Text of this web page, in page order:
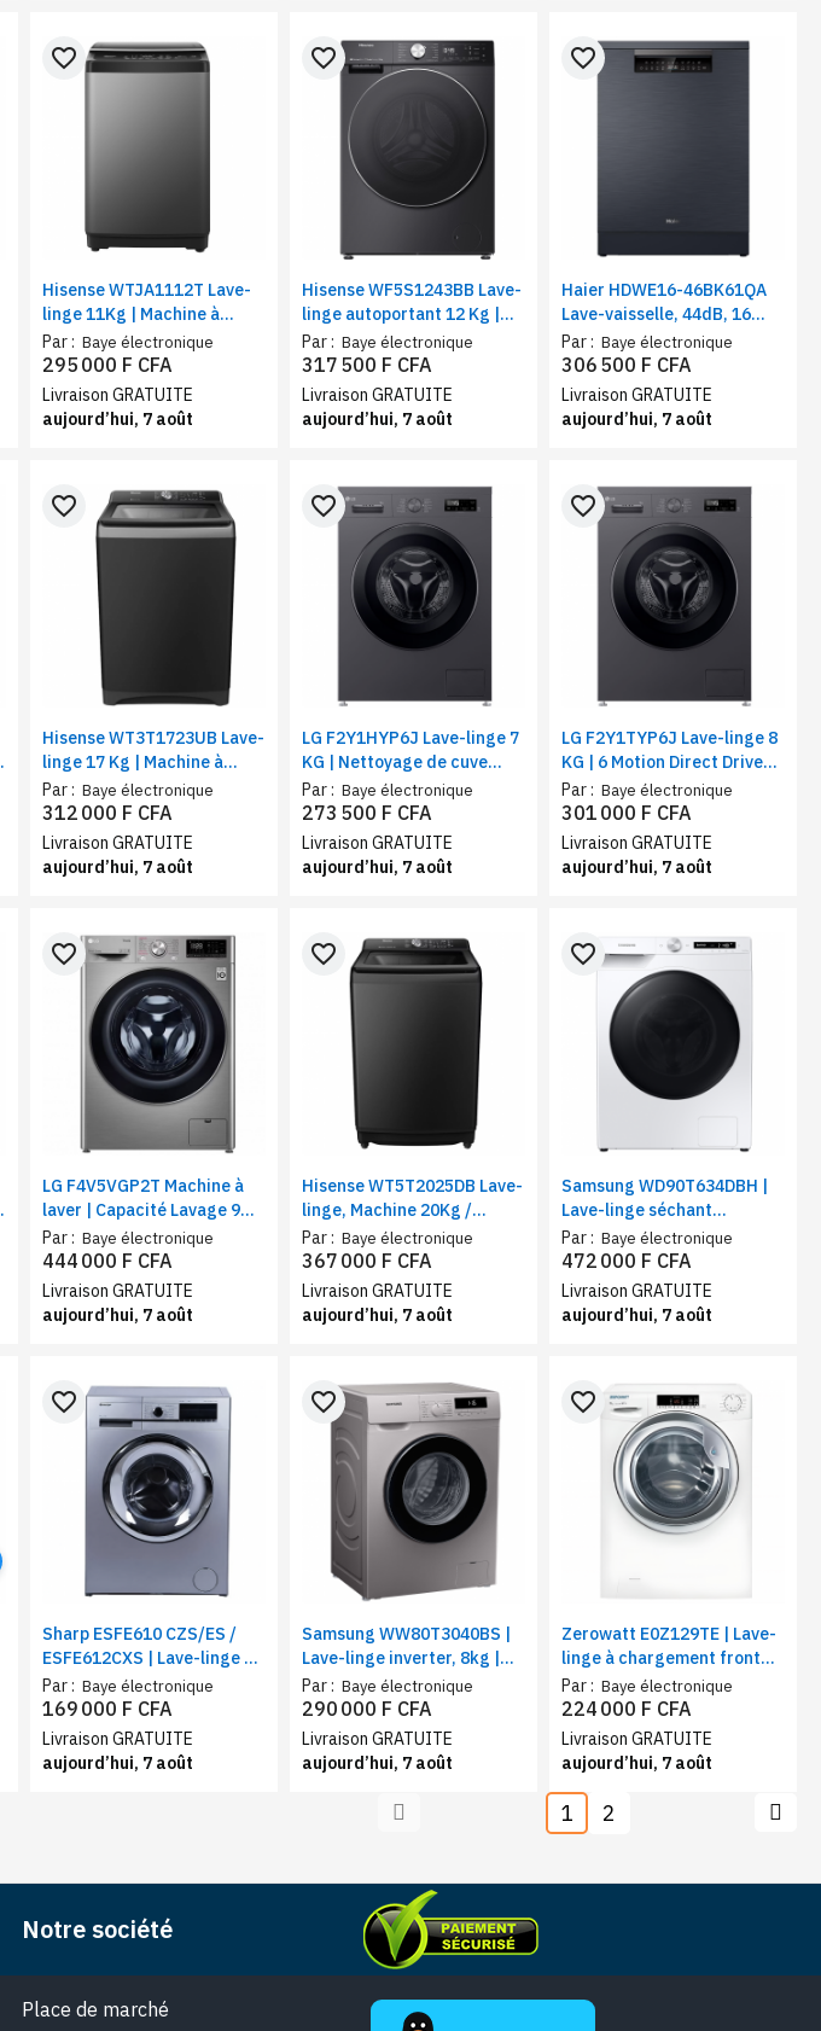
Hisense WTJA1112T Lave-
linge 11Kg | Machine à
charge supérieure |
Nettoyage à bulles | 10
programmes, Wifi, A
Par : Baye électronique
favorite_border
295 000 F CFA
Livraison GRATUITE
aujourd’hui, 7 août
Hisense WF5S1243BB Lave-
linge autoportant 12 Kg |
Machine à chargement
frontal | Auto programme,
Classe énergétique A
Par : Baye électronique
favorite_border
317 500 F CFA
Livraison GRATUITE
aujourd’hui, 7 août
Haier HDWE16-46BK61QA
Lave-vaisselle, 44dB, 16
couverts, 8 programmes,
départ différé, demi
charge
Par : Baye électronique
favorite_border
306 500 F CFA
Livraison GRATUITE
aujourd’hui, 7 août
Hisense WT3T1723UB Lave-
linge 17 Kg | Machine à
charge supérieure, classe
A, 12 programmes, vitesse
de rotation(RPM) 700
Par : Baye électronique
favorite_border
312 000 F CFA
Livraison GRATUITE
aujourd’hui, 7 août
LG F2Y1HYP6J Lave-linge 7
KG | Nettoyage de cuve
(Tub Clean) | 6 Motion Direct
Drive™ | Steam +| Smart
Diagnosis™ | Classe A+++
Par : Baye électronique
favorite_border
273 500 F CFA
Livraison GRATUITE
aujourd’hui, 7 août
LG F2Y1TYP6J Lave-linge 8
KG | 6 Motion Direct Drive™ |
Steam +| Smart
Diagnosis™| Vitesse
d'essorage 1200 tr/min
Par : Baye électronique
favorite_border
301 000 F CFA
Livraison GRATUITE
aujourd’hui, 7 août
LG F4V5VGP2T Machine à
laver | Capacité Lavage 9
Kg / Séchage 6 Kg | AI DD ™
| Technologie Steam ™, Wifi,
silver
Par : Baye électronique
favorite_border
444 000 F CFA
Livraison GRATUITE
aujourd’hui, 7 août
Hisense WT5T2025DB Lave-
linge, Machine 20Kg /
Chargement automatique
par le haut / noir
Par : Baye électronique
favorite_border
367 000 F CFA
Livraison GRATUITE
aujourd’hui, 7 août
Samsung WD90T634DBH |
Lave-linge séchant
ecobubble™ | Lavage 9 Kg /
Séchage 6 Kg | Classe
d’efficacité énergétique E,
WiFi
Par : Baye électronique
favorite_border
472 000 F CFA
Livraison GRATUITE
aujourd’hui, 7 août
Sharp ESFE610 CZS/ES /
ESFE612CXS | Lave-linge 6
Kg | Type de charge frontal
| Lavage rapide15 minutes
Par : Baye électronique
favorite_border
169 000 F CFA
Livraison GRATUITE
aujourd’hui, 7 août
Samsung WW80T3040BS |
Lave-linge inverter, 8kg |
Vitesse de rotation (t/min)
1400
Par : Baye électronique
favorite_border
290 000 F CFA
Livraison GRATUITE
aujourd’hui, 7 août
Zerowatt E0Z129TE | Lave-
linge à chargement frontal
| Capacité 9 Kg | Essorage
12000 tr/min | Classe
d'efficacité énergétique D
Par : Baye électronique
favorite_border
224 000 F CFA
Livraison GRATUITE
aujourd’hui, 7 août
1 2
Notre société
Place de marché